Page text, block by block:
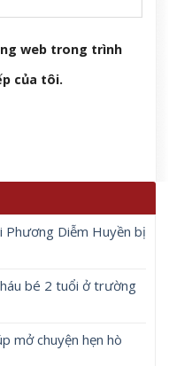
web trong trình
của tôi.
Phương Diễm Huyền bị
bé 2 tuổi ở trường
mở chuyện hẹn hò